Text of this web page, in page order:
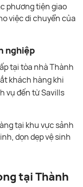
phương tiện giao
việc di chuyển của
nghiệp
tại tòa nhà Thành
khách hàng khi
vụ đến từ Savills
tại khu vực sảnh
dọn dẹp vệ sinh
tại Thành